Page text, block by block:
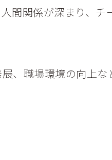
間関係が深まり、
、職場環境の向上